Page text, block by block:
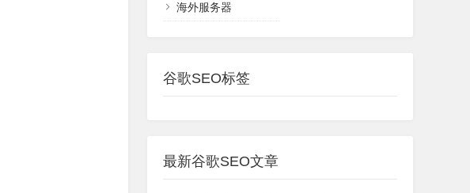
海外服务器
谷歌SEO标签
最新谷歌SEO文章